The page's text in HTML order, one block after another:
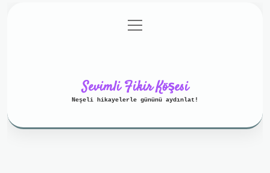
Gizlilik Politikası
menüyü
aç
Sevimli Fikir Köşesi
Neşeli hikayelerle gününü aydınlat!